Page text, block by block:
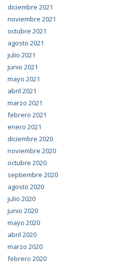
diciembre 2021
noviembre 2021
octubre 2021
agosto 2021
julio 2021
junio 2021
mayo 2021
abril 2021
marzo 2021
febrero 2021
enero 2021
diciembre 2020
noviembre 2020
octubre 2020
septiembre 2020
agosto 2020
julio 2020
junio 2020
mayo 2020
abril 2020
marzo 2020
febrero 2020